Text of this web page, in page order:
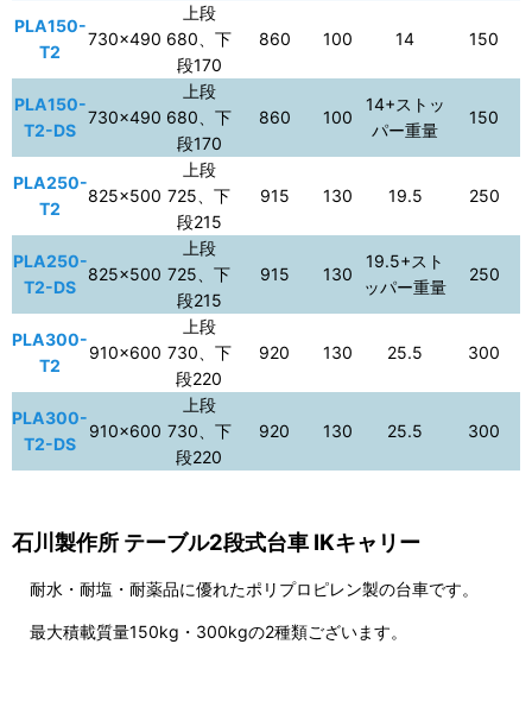
PLA150-
T2
730×490
上段
680、下
段170
860 100 14 150
PLA150-
T2-DS
730×490
上段
680、下
段170
860 100
14+ストッ
パー重量
150
PLA250-
T2
825×500
上段
725、下
段215
915 130 19.5 250
PLA250-
T2-DS
825×500
上段
725、下
段215
915 130
19.5+スト
ッパー重量
250
PLA300-
T2
910×600
上段
730、下
段220
920 130 25.5 300
PLA300-
T2-DS
910×600
上段
730、下
段220
920 130 25.5 300
石川製作所 テーブル2段式台車 IKキャリー
耐水・耐塩・耐薬品に優れたポリプロピレン製の台車です。
最大積載質量150kg・300kgの2種類ございます。